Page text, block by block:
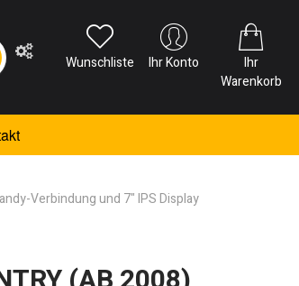
Wunschliste Ihr Konto
Ihr
Warenkorb
Verbindung und 7" IPS Display